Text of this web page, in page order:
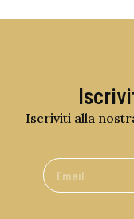
Iscriviti alla